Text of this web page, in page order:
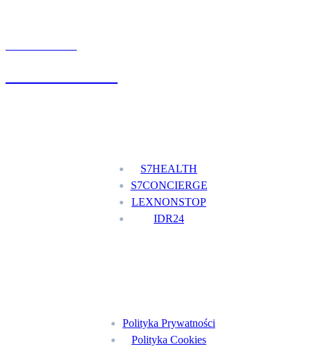
S7HEALTH
S7CONCIERGE
LEXNONSTOP
IDR24
Polityka Prywatności
Polityka Cookies